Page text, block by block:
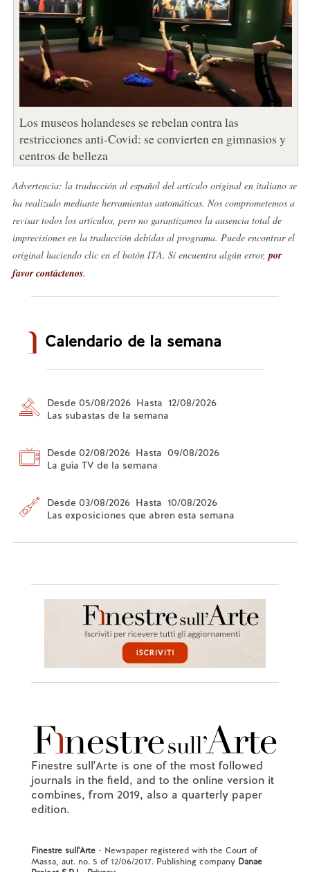
Los museos holandeses se rebelan contra las
restricciones anti-Covid: se convierten en gimnasios y
centros de belleza
Advertencia: la traducción al español del artículo original en italiano se
ha realizado mediante herramientas automáticas. Nos comprometemos a
revisar todos los artículos, pero no garantizamos la ausencia total de
imprecisiones en la traducción debidas al programa. Puede encontrar el
original haciendo clic en el botón ITA. Si encuentra algún error, por
favor contáctenos.
Calendario de la semana
Desde 05/08/2026 Hasta 12/08/2026
Las subastas de la semana
Desde 02/08/2026 Hasta 09/08/2026
La guía TV de la semana
Desde 03/08/2026 Hasta 10/08/2026
Las exposiciones que abren esta semana
Finestre sull'Arte is one of the most followed
journals in the field, and to the online version it
combines, from 2019, also a quarterly paper
edition.
Finestre sull'Arte- Newspaper registered with the Court of
Massa, aut. no. 5 of 12/06/2017. Publishing company Danae